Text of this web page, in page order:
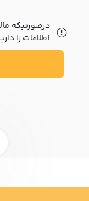
درصورتیکه
اطلاعات را